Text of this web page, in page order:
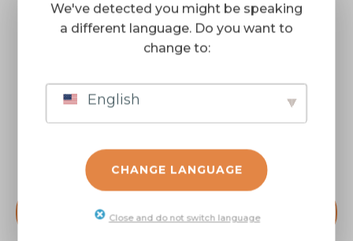
Fluxômetro 1” 10-100
l/min FT087076
VENDEDOR
Fluxômetro 2” 75-750
l/min FT42306399
VENDEDOR
We've detected you might be speaking
a different language. Do you want to
change to:
English
CHANGE LANGUAGE
Close and do not switch language